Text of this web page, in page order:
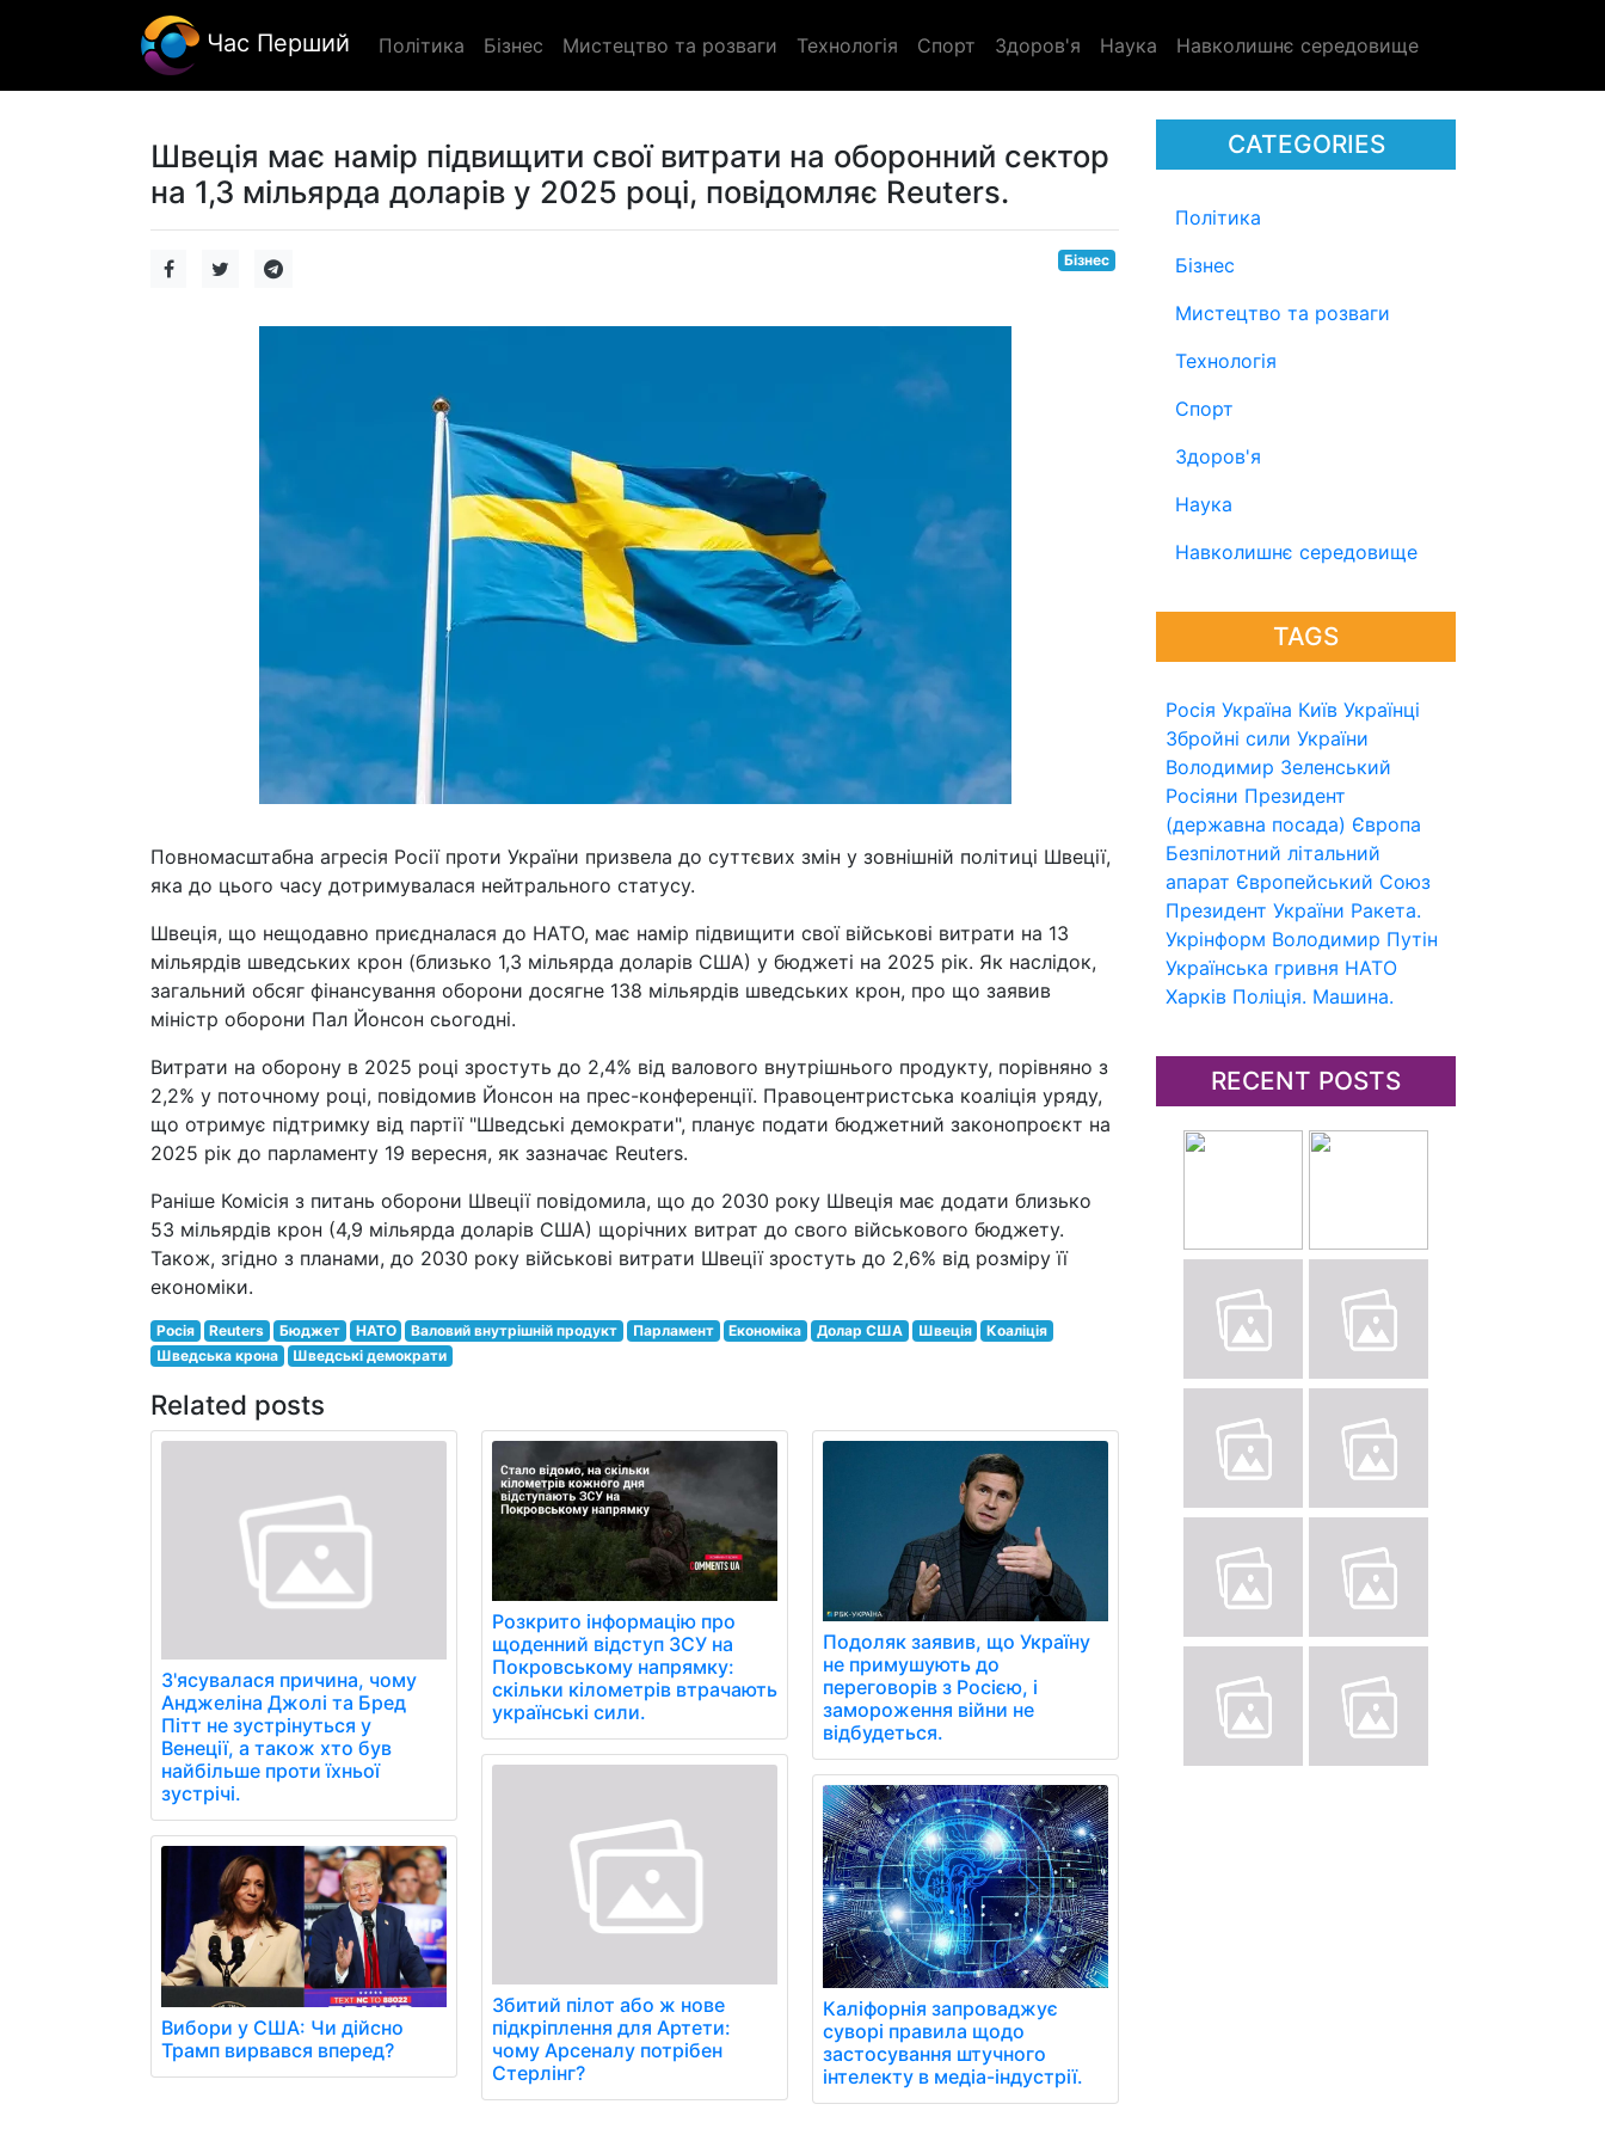
Час Перший Політика Бізнес Мистецтво та розваги Технологія Спорт Здоров'я Наука Навколишнє середовище
CATEGORIES
Політика
Бізнес
Мистецтво та розваги
Технологія
Спорт
Здоров'я
Наука
Навколишнє середовище
TAGS
Росія Україна Київ Українці
Збройні сили України
Володимир Зеленський
Росіяни Президент
(державна посада) Європа
Безпілотний літальний
апарат Європейський Союз
Президент України Ракета.
Укрінформ Володимир Путін
Українська гривня НАТО
Харків Поліція. Машина.
RECENT POSTS
Швеція має намір підвищити свої витрати на оборонний сектор
на 1,3 мільярда доларів у 2025 році, повідомляє Reuters.
Бізнес
Повномасштабна агресія Росії проти України призвела до суттєвих змін у зовнішній політиці Швеції,
яка до цього часу дотримувалася нейтрального статусу.
Швеція, що нещодавно приєдналася до НАТО, має намір підвищити свої військові витрати на 13
мільярдів шведських крон (близько 1,3 мільярда доларів США) у бюджеті на 2025 рік. Як наслідок,
загальний обсяг фінансування оборони досягне 138 мільярдів шведських крон, про що заявив
міністр оборони Пал Йонсон сьогодні.
Витрати на оборону в 2025 році зростуть до 2,4% від валового внутрішнього продукту, порівняно з
2,2% у поточному році, повідомив Йонсон на прес-конференції. Правоцентристська коаліція уряду,
що отримує підтримку від партії "Шведські демократи", планує подати бюджетний законопроєкт на
2025 рік до парламенту 19 вересня, як зазначає Reuters.
Раніше Комісія з питань оборони Швеції повідомила, що до 2030 року Швеція має додати близько
53 мільярдів крон (4,9 мільярда доларів США) щорічних витрат до свого військового бюджету.
Також, згідно з планами, до 2030 року військові витрати Швеції зростуть до 2,6% від розміру її
економіки.
Росія Reuters Бюджет НАТО Валовий внутрішній продукт Парламент Економіка Долар США Швеція
Коаліція
Шведська крона
Шведські демократи
Related posts
З'ясувалася причина, чому
Анджеліна Джолі та Бред
Пітт не зустрінуться у
Венеції, а також хто був
найбільше проти їхньої
зустрічі.
Вибори у США: Чи дійсно
Трамп вирвався вперед?
Розкрито інформацію про
щоденний відступ ЗСУ на
Покровському напрямку:
скільки кілометрів втрачають
українські сили.
Збитий пілот або ж нове
підкріплення для Артети:
чому Арсеналу потрібен
Стерлінг?
Подоляк заявив, що Україну
не примушують до
переговорів з Росією, і
замороження війни не
відбудеться.
Каліфорнія запроваджує
суворі правила щодо
застосування штучного
інтелекту в медіа-індустрії.